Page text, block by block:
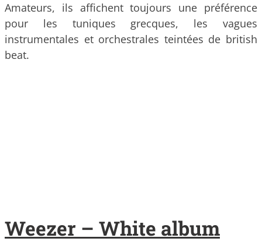
Amateurs, ils affichent toujours une préférence
pour les tuniques grecques, les vagues
instrumentales et orchestrales teintées de british
beat.
Weezer – White album